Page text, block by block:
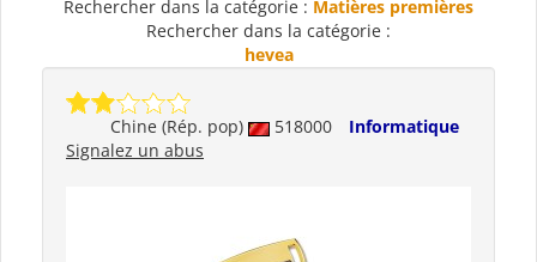
Rechercher dans la catégorie : Matières premières
Rechercher dans la catégorie :
hevea
Chine (Rép. pop) 518000
Informatique
Signalez un abus